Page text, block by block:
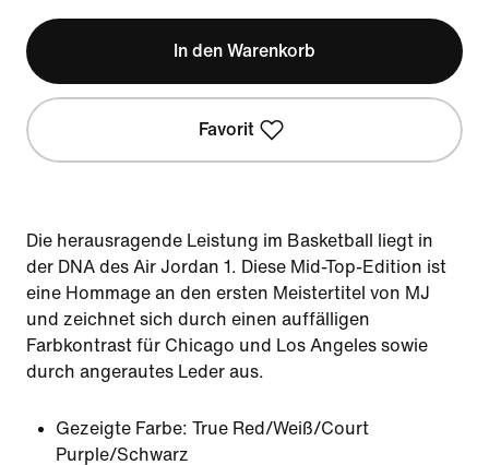
In den Warenkorb
Favorit
Die herausragende Leistung im Basketball liegt in
der DNA des Air Jordan 1. Diese Mid-Top-Edition ist
eine Hommage an den ersten Meistertitel von MJ
und zeichnet sich durch einen auffälligen
Farbkontrast für Chicago und Los Angeles sowie
durch angerautes Leder aus.
Gezeigte Farbe: True Red/Weiß/Court
Purple/Schwarz